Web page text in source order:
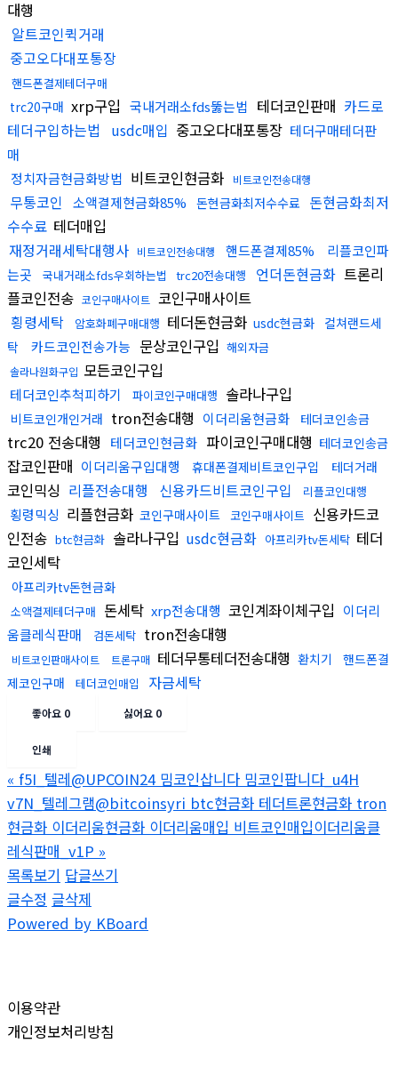
대행
알트코인퀵거래
중고오다대포통장
핸드폰결제테더구매
trc20구매 xrp구입 국내거래소fds뚫는법 테더코인판매 카드로
테더구입하는법
usdc매입 중고오다대포통장 테더구매테더판
매
정치자금현금화방법 비트코인현금화 비트코인전송대행
무통코인 소액결제현금화85% 돈현금화최저수수료 돈현금화최저
수수료 테더매입
재정거래세탁대행사 비트코인전송대행 핸드폰결제85%
리플코인파
는곳
국내거래소fds우회하는법 trc20전송대행 언더돈현금화 트론리
플코인전송 코인구매사이트 코인구매사이트
횡령세탁
암호화폐구매대행 테더돈현금화 usdc현금화 컬쳐랜드세
탁
카드코인전송가능 문상코인구입 해외자금
솔라나원화구입 모든코인구입
테더코인추척피하기 파이코인구매대행 솔라나구입
비트코인개인거래 tron전송대행 이더리움현금화 테더코인송금
trc20 전송대행 테더코인현금화 파이코인구매대행 테더코인송금
잡코인판매 이더리움구입대행 휴대폰결제비트코인구입 테더거래
코인믹싱 리플전송대행 신용카드비트코인구입 리플코인대행
횡령믹싱 리플현금화 코인구매사이트 코인구매사이트 신용카드코
인전송 btc현금화 솔라나구입 usdc현금화 아프리카tv돈세탁 테더
코인세탁
아프리카tv돈현금화
소액결제테더구매 돈세탁 xrp전송대행 코인계좌이체구입 이더리
움클레식판매
검돈세탁 tron전송대행
비트코인판매사이트 트론구매 테더무통테더전송대행 환치기
핸드폰결
제코인구매
테더코인매입 자금세탁
좋아요 0 싫어요 0
인쇄
« f5I_텔레@UPCOIN24 밈코인삽니다 밈코인팝니다_u4H
v7N_텔레그램@bitcoinsyri btc현금화 테더트론현금화 tron
현금화 이더리움현금화 이더리움매입 비트코인매입이더리움클
레식판매_v1P »
목록보기 답글쓰기
글수정 글삭제
Powered by KBoard
이용약관
개인정보처리방침